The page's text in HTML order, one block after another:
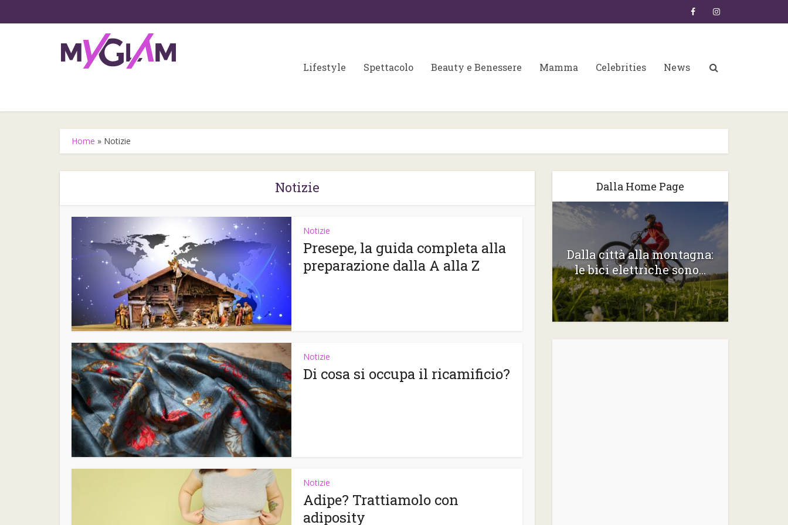
Lifestyle Spettacolo Beauty e Benessere Mamma Celebrities News
Home » Notizie
Notizie
Notizie
Presepe, la guida completa alla
preparazione dalla A alla Z
Notizie
Di cosa si occupa il ricamificio?
Notizie
Adipe? Trattiamolo con
adiposity
Dalla Home Page
Gli step fondamentali per
la skin care
partecipazioni e
wedding...
Dalla città alla montagna:
le bici elettriche sono...